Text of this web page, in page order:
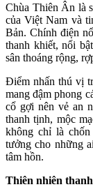
Chùa Thiên Ân là
của Việt Nam và
Bản. Chính điện
thanh khiết, nổi
sân thoáng rộng,
Điểm nhấn thú vị
mang đậm phong
cổ gợi nên vẻ an
thanh tịnh, mộc
không chỉ là
tưởng cho những
tâm hồn.
Thiên nhiên